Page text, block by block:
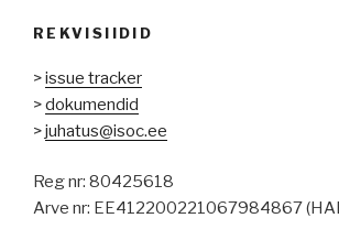
REKVISIIDID
>issue tracker
>dokumendid
>juhatus@isoc.ee
Reg nr: 80425618
Arve nr: EE412200221067984867